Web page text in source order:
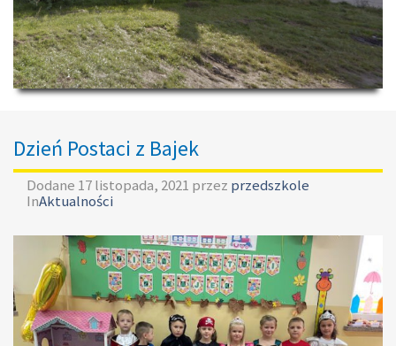
Dzień Postaci z Bajek
Dodane 17 listopada, 2021 przez przedszkole
InAktualności